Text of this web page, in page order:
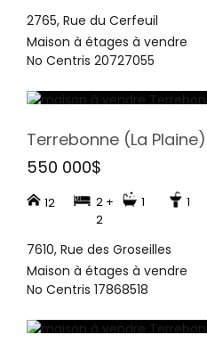
2765, Rue du Cerfeuil
Maison à étages à vendre
No Centris 20727055
Terrebonne (La Plaine)
550 000$
12
2 +
2
1 1
7610, Rue des Groseilles
Maison à étages à vendre
No Centris 17868518